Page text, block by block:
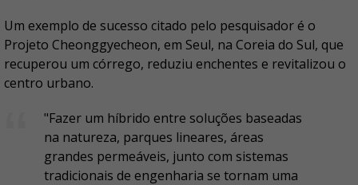
Um exemplo de sucesso citado pelo pesquisador é o
Projeto Cheonggyecheon, em Seul, na Coreia do Sul, que
recuperou um córrego, reduziu enchentes e revitalizou o
centro urbano.
"Fazer um híbrido entre soluções baseadas
na natureza, parques lineares, áreas
grandes permeáveis, junto com sistemas
tradicionais de engenharia se tornam uma